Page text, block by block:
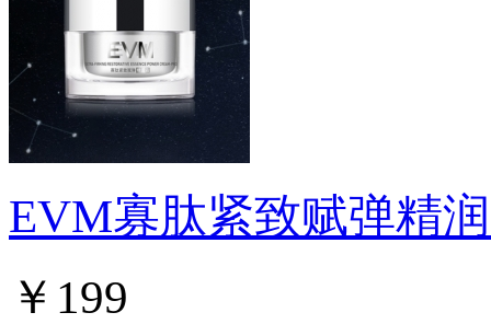
EVM寡肽紧致赋弹精
￥199